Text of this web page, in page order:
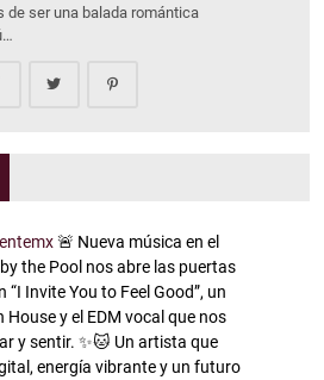
de ser una balada romántica
🚨 Nueva música en el
the Pool nos abre las puertas
“I Invite You to Feel Good”, un
House y el EDM vocal que nos
y sentir. ✨🐱 Un artista que
energía vibrante y un futuro